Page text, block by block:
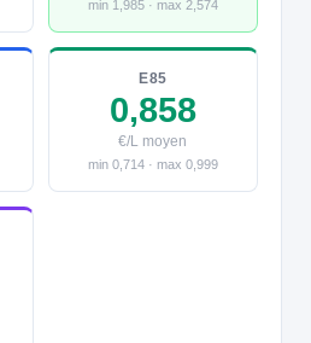
min 1,985 · max 2,574
E85
0,858
€/L moyen
min 0,714 · max 0,999